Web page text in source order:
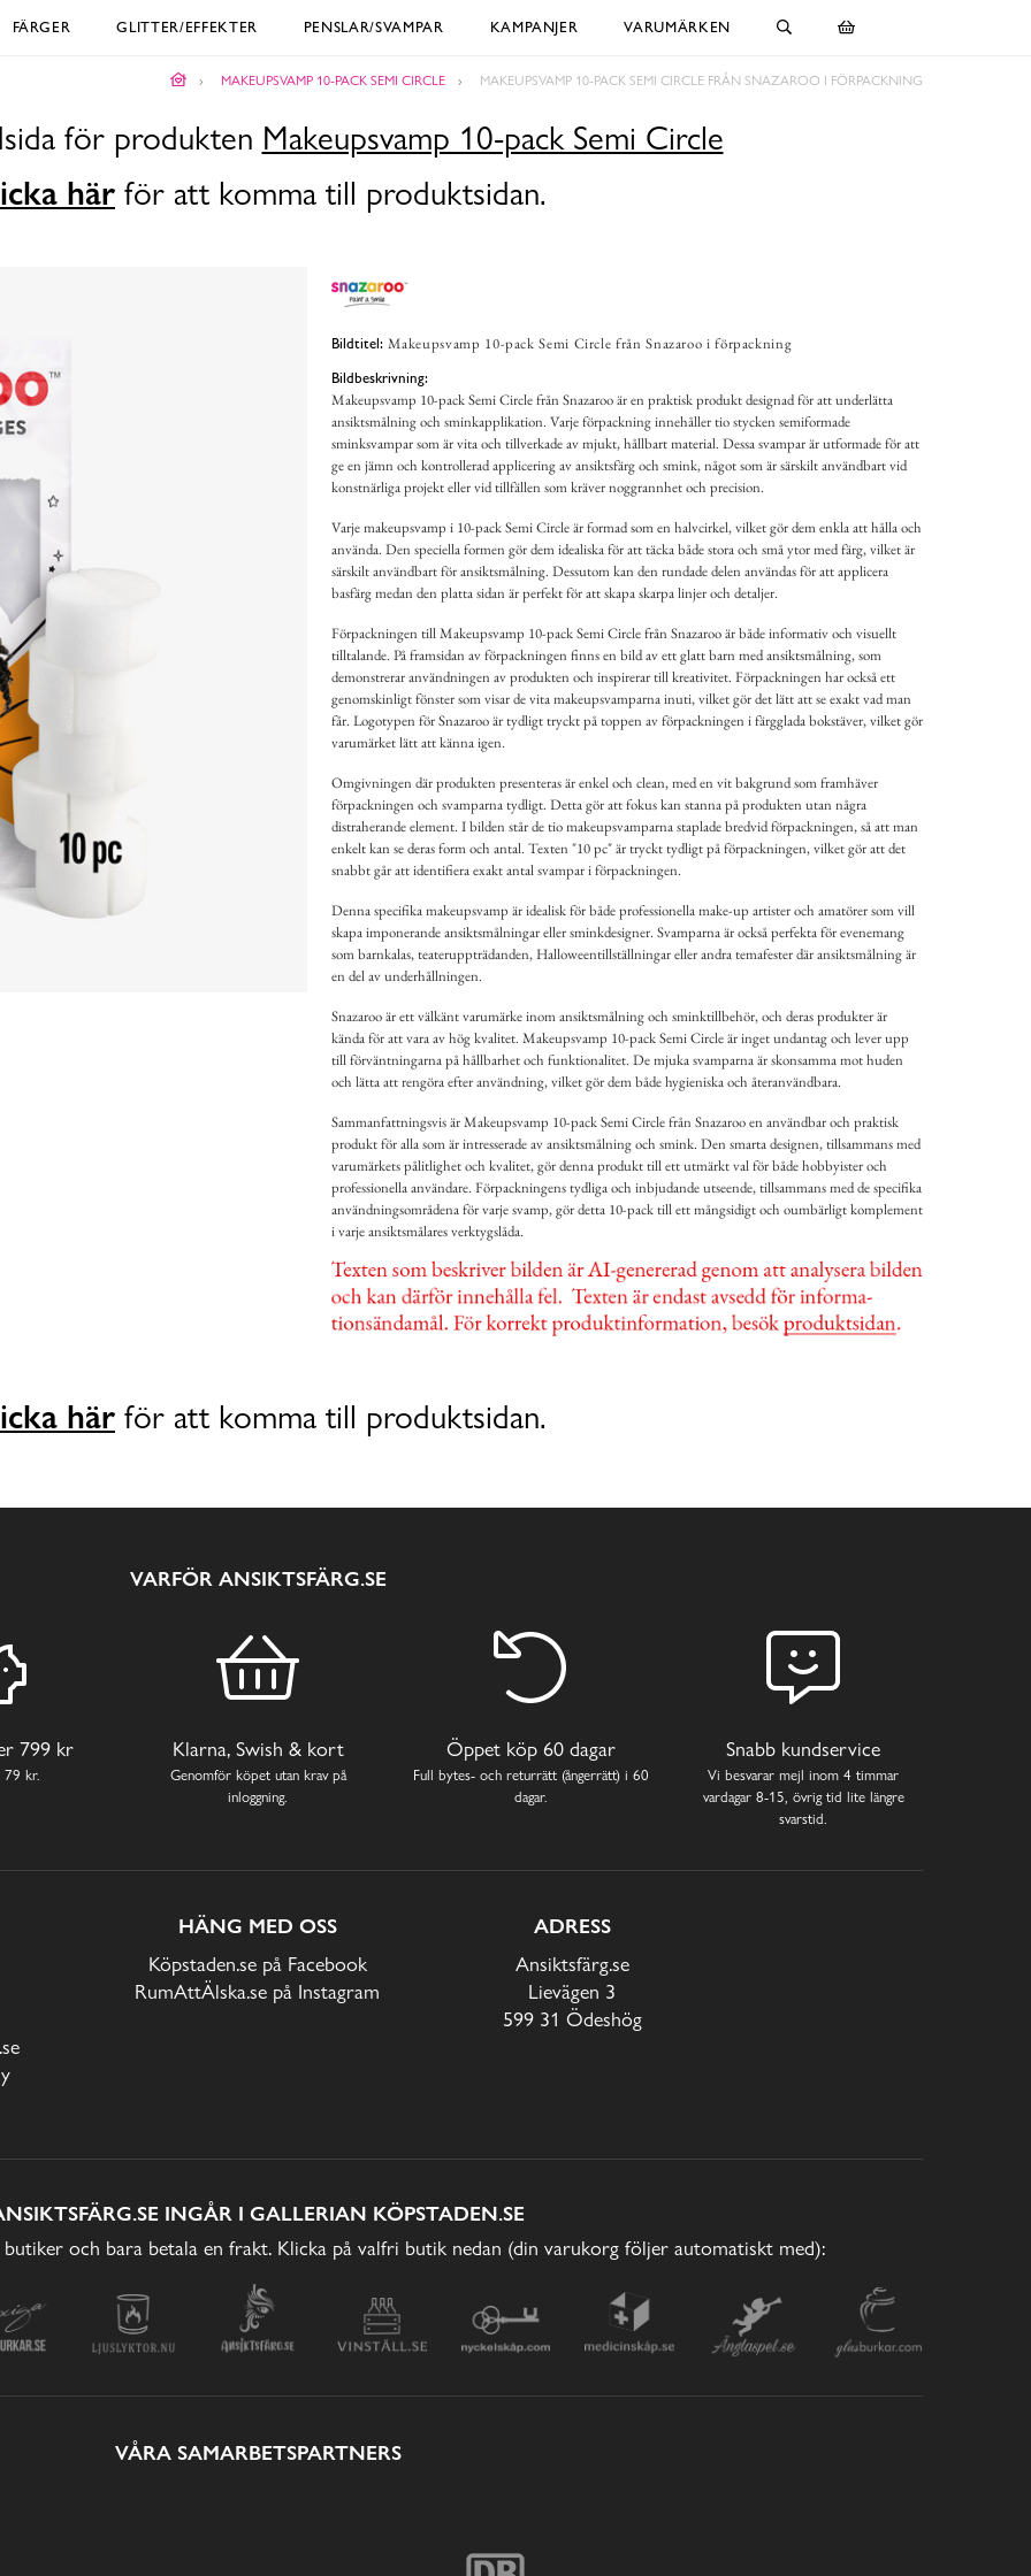
FÄRGER GLITTER/EFFEKTER PENSLAR/SVAMPAR KAMPANJER VARUMÄRKEN
MAKEUPSVAMP 10-PACK SEMI CIRCLE MAKEUPSVAMP 10-PACK SEMI CIRCLE FRÅN SNAZAROO I FÖRPACKNING
för produkten Makeupsvamp 10-pack Semi Circle
här för att komma till produktsidan.
Bildtitel: Makeupsvamp 10-pack Semi Circle från Snazaroo i förpackning
Bildbeskrivning:
Makeupsvamp 10-pack Semi Circle från Snazaroo är en praktisk produkt designad för att underlätta
ansiktsmålning och sminkapplikation. Varje förpackning innehåller tio stycken semiformade
sminksvampar som är vita och tillverkade av mjukt, hållbart material. Dessa svampar är utformade för att
ge en jämn och kontrollerad applicering av ansiktsfärg och smink, något som är särskilt användbart vid
konstnärliga projekt eller vid tillfällen som kräver noggrannhet och precision.
Varje makeupsvamp i 10-pack Semi Circle är formad som en halvcirkel, vilket gör dem enkla att hålla och
använda. Den speciella formen gör dem idealiska för att täcka både stora och små ytor med färg, vilket är
särskilt användbart för ansiktsmålning. Dessutom kan den rundade delen användas för att applicera
basfärg medan den platta sidan är perfekt för att skapa skarpa linjer och detaljer.
Förpackningen till Makeupsvamp 10-pack Semi Circle från Snazaroo är både informativ och visuellt
tilltalande. På framsidan av förpackningen finns en bild av ett glatt barn med ansiktsmålning, som
demonstrerar användningen av produkten och inspirerar till kreativitet. Förpackningen har också ett
genomskinligt fönster som visar de vita makeupsvamparna inuti, vilket gör det lätt att se exakt vad man
får. Logotypen för Snazaroo är tydligt tryckt på toppen av förpackningen i färgglada bokstäver, vilket gör
varumärket lätt att känna igen.
Omgivningen där produkten presenteras är enkel och clean, med en vit bakgrund som framhäver
förpackningen och svamparna tydligt. Detta gör att fokus kan stanna på produkten utan några
distraherande element. I bilden står de tio makeupsvamparna staplade bredvid förpackningen, så att man
enkelt kan se deras form och antal. Texten "10 pc" är tryckt tydligt på förpackningen, vilket gör att det
snabbt går att identifiera exakt antal svampar i förpackningen.
Denna specifika makeupsvamp är idealisk för både professionella make-up artister och amatörer som vill
skapa imponerande ansiktsmålningar eller sminkdesigner. Svamparna är också perfekta för evenemang
som barnkalas, teateruppträdanden, Halloweentillställningar eller andra temafester där ansiktsmålning är
en del av underhållningen.
Snazaroo är ett välkänt varumärke inom ansiktsmålning och sminktillbehör, och deras produkter är
kända för att vara av hög kvalitet. Makeupsvamp 10-pack Semi Circle är inget undantag och lever upp
till förväntningarna på hållbarhet och funktionalitet. De mjuka svamparna är skonsamma mot huden
och lätta att rengöra efter användning, vilket gör dem både hygieniska och återanvändbara.
Sammanfattningsvis är Makeupsvamp 10-pack Semi Circle från Snazaroo en användbar och praktisk
produkt för alla som är intresserade av ansiktsmålning och smink. Den smarta designen, tillsammans med
varumärkets pålitlighet och kvalitet, gör denna produkt till ett utmärkt val för både hobbyister och
professionella användare. Förpackningens tydliga och inbjudande utseende, tillsammans med de specifika
användningsområdena för varje svamp, gör detta 10-pack till ett mångsidigt och oumbärligt komplement
i varje ansiktsmålares verktygslåda.
här för att komma till produktsidan.
VARFÖR ANSIKTSFÄRG.SE
799 kr
79 kr.
Klarna, Swish & kort
Genomför köpet utan krav på
inloggning.
Öppet köp 60 dagar
Full bytes- och returrätt (ångerrätt) i 60
dagar.
Snabb kundservice
Vi besvarar mejl inom 4 timmar
vardagar 8-15, övrig tid lite längre
svarstid.
HÄNG MED OSS
Köpstaden.se på Facebook
RumAttÄlska.se på Instagram
ADRESS
Ansiktsfärg.se
Lievägen 3
599 31 Ödeshög
INGÅR I GALLERIAN KÖPSTADEN.SE
och bara betala en frakt. Klicka på valfri butik nedan (din varukorg följer automatiskt med):
VÅRA SAMARBETSPARTNERS